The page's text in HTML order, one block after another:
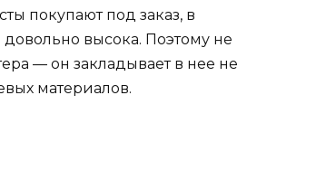
покупают под заказ, в
высока. Поэтому не
— он закладывает в нее не
материалов.